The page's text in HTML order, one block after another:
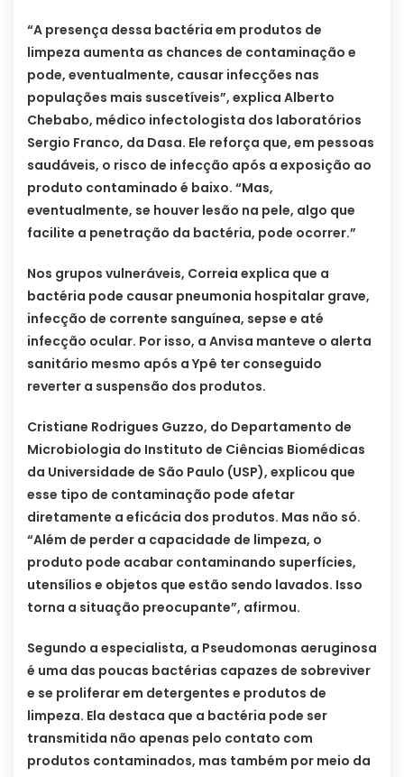
“A presença dessa bactéria em produtos de
limpeza aumenta as chances de contaminação e
pode, eventualmente, causar infecções nas
populações mais suscetíveis”, explica Alberto
Chebabo, médico infectologista dos laboratórios
Sergio Franco, da Dasa. Ele reforça que, em pessoas
saudáveis, o risco de infecção após a exposição ao
produto contaminado é baixo. “Mas,
eventualmente, se houver lesão na pele, algo que
facilite a penetração da bactéria, pode ocorrer.”
Nos grupos vulneráveis, Correia explica que a
bactéria pode causar pneumonia hospitalar grave,
infecção de corrente sanguínea, sepse e até
infecção ocular. Por isso, a Anvisa manteve o alerta
sanitário mesmo após a Ypê ter conseguido
reverter a suspensão dos produtos.
Cristiane Rodrigues Guzzo, do Departamento de
Microbiologia do Instituto de Ciências Biomédicas
da Universidade de São Paulo (USP), explicou que
esse tipo de contaminação pode afetar
diretamente a eficácia dos produtos. Mas não só.
“Além de perder a capacidade de limpeza, o
produto pode acabar contaminando superfícies,
utensílios e objetos que estão sendo lavados. Isso
torna a situação preocupante”, afirmou.
Segundo a especialista, a Pseudomonas aeruginosa
é uma das poucas bactérias capazes de sobreviver
e se proliferar em detergentes e produtos de
limpeza. Ela destaca que a bactéria pode ser
transmitida não apenas pelo contato com
produtos contaminados, mas também por meio da